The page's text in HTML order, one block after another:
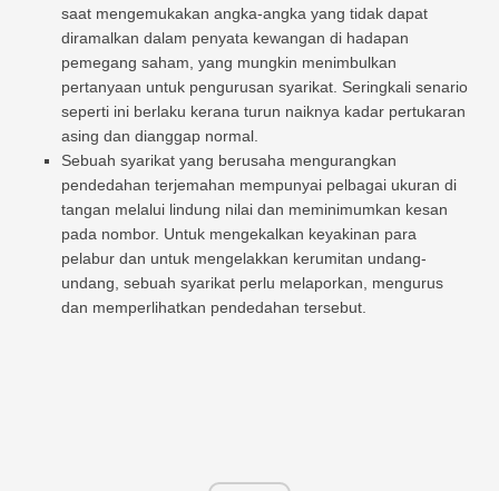
saat mengemukakan angka-angka yang tidak dapat
diramalkan dalam penyata kewangan di hadapan
pemegang saham, yang mungkin menimbulkan
pertanyaan untuk pengurusan syarikat. Seringkali senario
seperti ini berlaku kerana turun naiknya kadar pertukaran
asing dan dianggap normal.
Sebuah syarikat yang berusaha mengurangkan
pendedahan terjemahan mempunyai pelbagai ukuran di
tangan melalui lindung nilai dan meminimumkan kesan
pada nombor. Untuk mengekalkan keyakinan para
pelabur dan untuk mengelakkan kerumitan undang-
undang, sebuah syarikat perlu melaporkan, mengurus
dan memperlihatkan pendedahan tersebut.